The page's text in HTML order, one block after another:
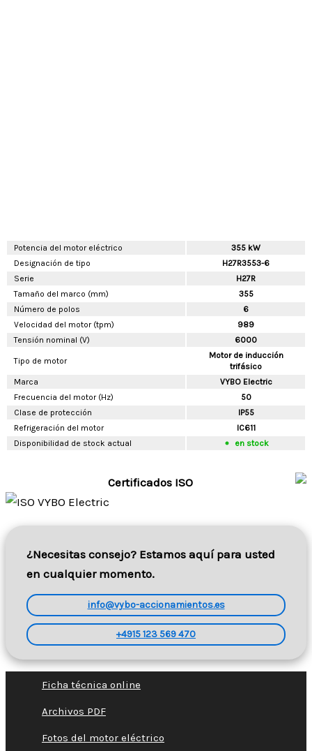
Potencia del motor eléctrico
355 kW
Designación de tipo
H27R3553-6
Serie
H27R
Tamaño del marco (mm)
355
Número de polos
6
Velocidad del motor (tpm)
989
Tensión nominal (V)
6000
Tipo de motor
Motor de inducción
trifásico
Marca
VYBO Electric
Frecuencia del motor (Hz)
50
Clase de protección
IP55
Refrigeración del motor
IC611
Disponibilidad de stock actual
en stock
Certificados ISO
¿Necesitas consejo? Estamos aquí para usted
en cualquier momento.
info@vybo-accionamientos.es
+4915 123 569 470
Ficha técnica online
Archivos PDF
Fotos del motor eléctrico